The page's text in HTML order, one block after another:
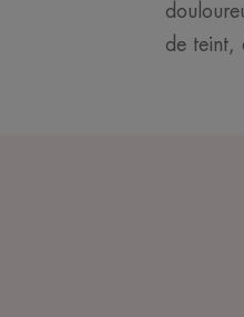
de teint,